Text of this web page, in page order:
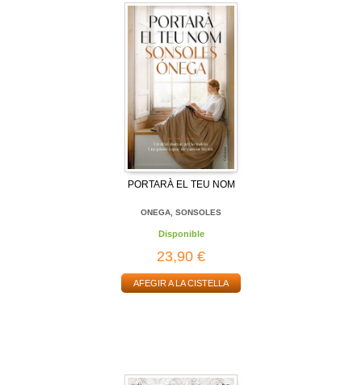
PORTARÀ EL TEU NOM
ONEGA, SONSOLES
Disponible
23,90 €
AFEGIR A LA CISTELLA